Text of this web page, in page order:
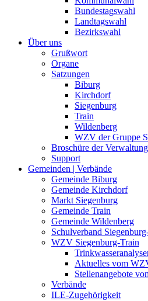
Bundestagswahl
Landtagswahl
Bezirkswahl
Über uns
Grußwort
Organe
Satzungen
Biburg
Kirchdorf
Siegenburg
Train
Wildenberg
WZV der Gruppe
Broschüre der
Support
Gemeinden | Verbände
Gemeinde Biburg
Gemeinde Kirchdorf
Markt Siegenburg
Gemeinde Train
Gemeinde Wildenberg
Schulverband
WZV Siegenburg-Train
Aktuelles vom
Stellenangebote
Verbände
ILE-Zugehörigkeit